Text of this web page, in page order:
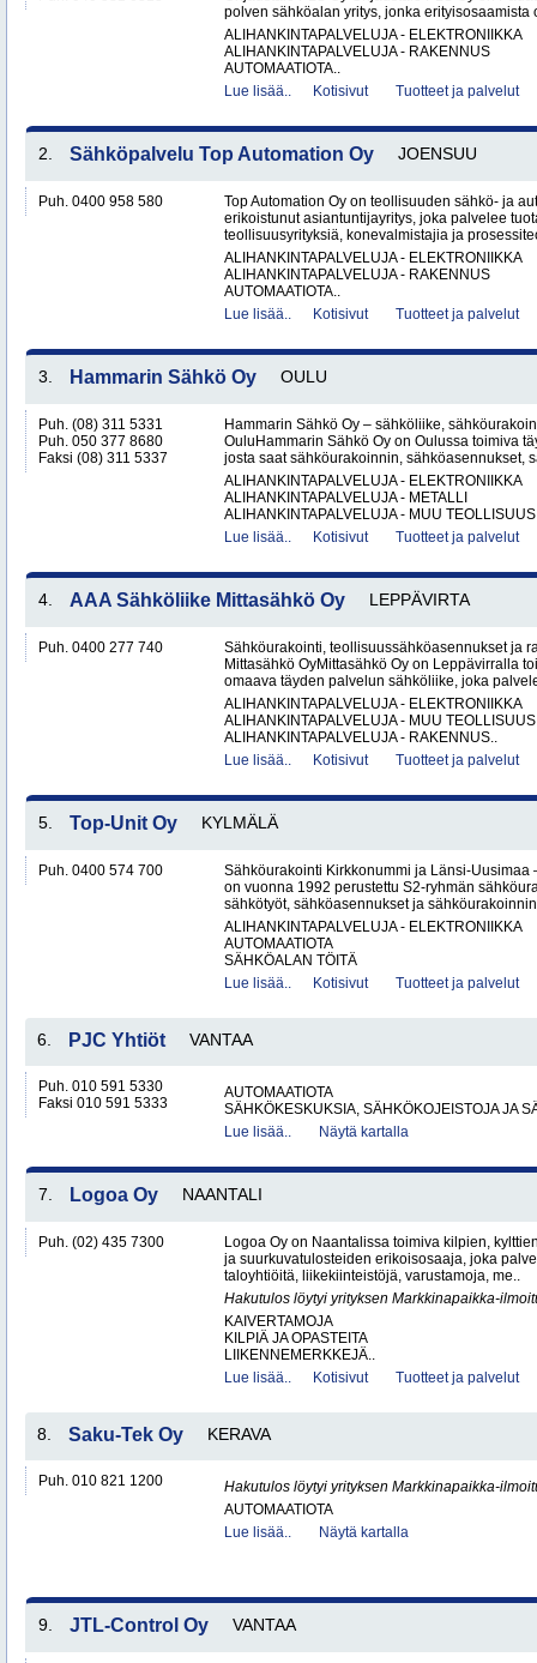
polven sähköalan yritys, jonka erityisosaamista
ALIHANKINTAPALVELUJA - ELEKTRONIIKKA
ALIHANKINTAPALVELUJA - RAKENNUS
AUTOMAATIOTA..
Lue lisää..
Kotisivut Tuotteet ja palvelut
2. Sähköpalvelu Top Automation Oy JOENSUU
Puh. 0400 958 580
Top Automation Oy on teollisuuden sähkö- ja
erikoistunut asiantuntijayritys, joka palvelee
teollisuusyrityksiä, konevalmistajia ja
ALIHANKINTAPALVELUJA - ELEKTRONIIKKA
ALIHANKINTAPALVELUJA - RAKENNUS
AUTOMAATIOTA..
Lue lisää..
Kotisivut Tuotteet ja palvelut
3. Hammarin Sähkö Oy OULU
Puh. (08) 311 5331
Puh. 050 377 8680
Faksi (08) 311 5337
Hammarin Sähkö Oy – sähköliike,
OuluHammarin Sähkö Oy on Oulussa toimiva
josta saat sähköurakoinnin, sähköasennukset,
ALIHANKINTAPALVELUJA - ELEKTRONIIKKA
ALIHANKINTAPALVELUJA - METALLI
ALIHANKINTAPALVELUJA - MUU
Lue lisää..
Kotisivut Tuotteet ja palvelut
4. AAA Sähköliike Mittasähkö Oy LEPPÄVIRTA
Puh. 0400 277 740
Sähköurakointi, teollisuussähköasennukset ja
Mittasähkö OyMittasähkö Oy on Leppävirralla
omaava täyden palvelun sähköliike, joka
ALIHANKINTAPALVELUJA - ELEKTRONIIKKA
ALIHANKINTAPALVELUJA - MUU TEOLLISUUS
ALIHANKINTAPALVELUJA - RAKENNUS..
Lue lisää..
Kotisivut Tuotteet ja palvelut
5. Top-Unit Oy KYLMÄLÄ
Puh. 0400 574 700
Sähköurakointi Kirkkonummi ja Länsi-Uusimaa
on vuonna 1992 perustettu S2-ryhmän
sähkötyöt, sähköasennukset ja
ALIHANKINTAPALVELUJA - ELEKTRONIIKKA
AUTOMAATIOTA
SÄHKÖALAN TÖITÄ
Lue lisää..
Kotisivut Tuotteet ja palvelut
6. PJC Yhtiöt VANTAA
Puh. 010 591 5330
Faksi 010 591 5333
AUTOMAATIOTA
SÄHKÖKESKUKSIA, SÄHKÖKOJEISTOJA JA
Lue lisää..
Näytä kartalla
7. Logoa Oy NAANTALI
Puh. (02) 435 7300
Logoa Oy on Naantalissa toimiva kilpien,
ja suurkuvatulosteiden erikoisosaaja, joka
taloyhtiöitä, liikekiinteistöjä, varustamoja, me..
Hakutulos löytyi yrityksen Markkinapaikka-
KAIVERTAMOJA
KILPIÄ JA OPASTEITA
LIIKENNEMERKKEJÄ..
Lue lisää..
Kotisivut Tuotteet ja palvelut
8. Saku-Tek Oy KERAVA
Puh. 010 821 1200
Hakutulos löytyi yrityksen Markkinapaikka-
AUTOMAATIOTA
Lue lisää..
Näytä kartalla
9. JTL-Control Oy VANTAA